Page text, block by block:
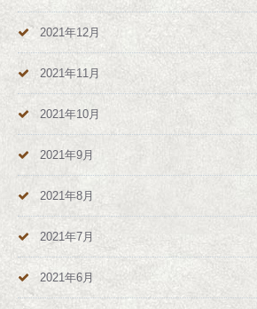
2021年12月
2021年11月
2021年10月
2021年9月
2021年8月
2021年7月
2021年6月